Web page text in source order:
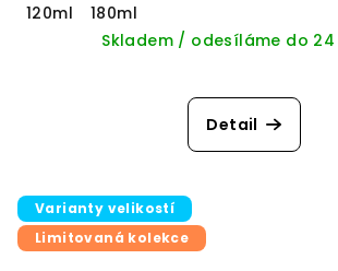
120ml
180ml
Skladem / odesíláme do 24
Detail
Varianty velikostí
Limitovaná kolekce